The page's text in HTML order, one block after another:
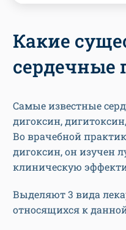
Какие
сердечные
Самые известные
дигоксин,
Во врачебной
дигоксин, он изучен
клиническую
Выделяют 3 вида
относящихся к